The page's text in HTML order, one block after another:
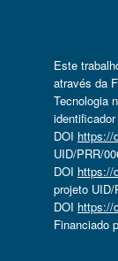
Este
através da
Tecnologia
identificador
DOI https://
UID/PRR/
DOI https://
projeto
DOI https://
Financiado